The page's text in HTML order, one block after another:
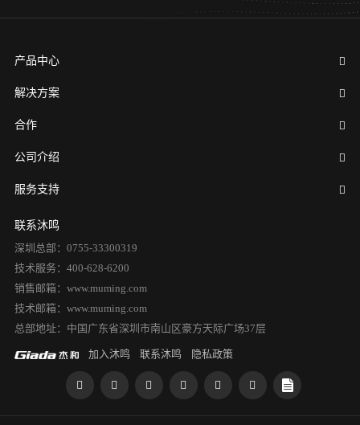
产品中心
解决方案
合作
公司介绍
服务支持
联系沐鸣
深圳总部：0755-33300319
技术服务：400-628-6200
销售邮箱：www.muming.com
技术邮箱：www.muming.com
总部地址：中国广东省深圳市南山区豪方天际广场37层
加入沐鸣 联系沐鸣 隐私政策